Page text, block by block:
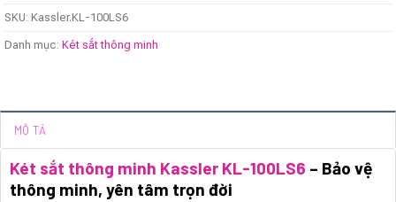
SKU: Kassler.KL-100LS6
Danh mục: Két sắt thông minh
MÔ TẢ
Két sắt thông minh Kassler KL-100LS6 – Bảo vệ
thông minh, yên tâm trọn đời